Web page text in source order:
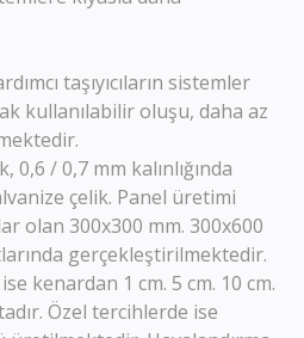
taşıyıcıların sistemler
kullanılabilir oluşu, daha az
0,6 / 0,7 mm kalınlığında
çelik. Panel üretimi
olan 300x300 mm. 300x600
gerçekleştirilmektedir.
kenardan 1 cm. 5 cm. 10 cm.
Özel tercihlerde ise